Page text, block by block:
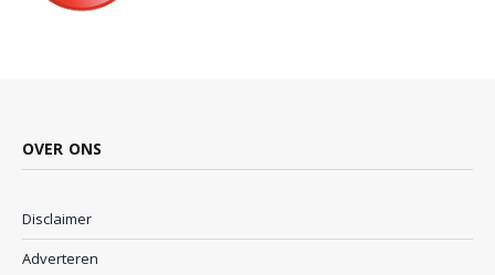
OVER ONS
Disclaimer
Adverteren